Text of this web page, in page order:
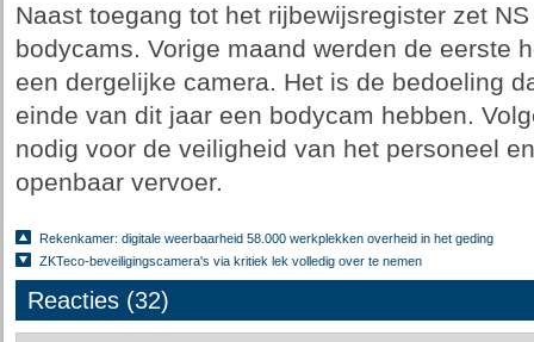
Naast toegang tot het rijbewijsregister zet
bodycams. Vorige maand werden de eerste
een dergelijke camera. Het is de bedoeling
einde van dit jaar een bodycam hebben.
nodig voor de veiligheid van het personeel
openbaar vervoer.
Rekenkamer: digitale weerbaarheid 58.000 werkplekken overheid in het geding
ZKTeco-beveiligingscamera's via kritiek lek volledig over te nemen
Reacties (32)